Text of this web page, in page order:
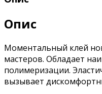
Опис
Моментальный клей
мастеров. Обладает
полимеризации.
вызывает